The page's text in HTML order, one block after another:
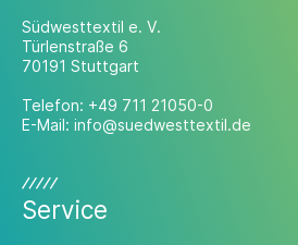
Südwesttextil e. V.
Türlenstraße 6
70191 Stuttgart
Telefon: +49 711 21050-0
E-Mail: info@suedwesttextil.de
Service